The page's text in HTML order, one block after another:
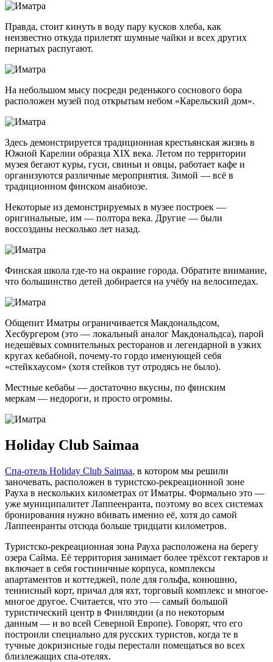
Правда, стоит кинуть в воду пару кусков хлеба, как
неизвестно откуда прилетят шумные чайки и всех других
пернатых распугают.
На небольшом мысу посреди реденького соснового бора
расположен музей под открытым небом «Карельский дом».
Здесь демонстрируется традиционная крестьянская жизнь в
Южной Карелии образца XIX века. Летом по территории
музея бегают куры, гуси, свиньи и овцы, работает кафе и
организуются различные мероприятия. Зимой — всё в
традиционном финском анабиозе.
Некоторые из демонстрируемых в музее построек —
оригинальные, им — полтора века. Другие — были
воссозданы несколько лет назад.
Финская школа где-то на окраине города. Обратите внимание,
что большинство детей добирается на учёбу на велосипедах.
Общепит Иматры ограничивается Макдональдсом,
Хесбургером (это — локальный аналог Макдональдса), парой
недешёвых сомнительных ресторанов и легендарной в узких
кругах кебабной, почему-то гордо именующей себя
«стейкхаусом» (хотя стейков тут отродясь не было).
Местные кебабы — достаточно вкусны, по финским
меркам — недороги, и просто огромны.
Holiday Club Saimaa
Спа-отель Holiday Club Saimaa, в котором мы решили
заночевать, расположен в туристско-рекреационной зоне
Рауха в нескольких километрах от Иматры. Формально это —
уже муниципалитет Лаппеенранта, поэтому во всех системах
бронирования нужно вбивать именно её, хотя до самой
Лаппеенранты отсюда больше тридцати километров.
Туристско-рекреационная зона Рауха расположена на берегу
озера Сайма. Её территория занимает более трёхсот гектаров и
включает в себя гостиничные корпуса, комплексы
апартаментов и коттеджей, поле для гольфа, конюшню,
теннисный корт, причал для яхт, торговый комплекс и многое-
многое другое. Считается, что это — самый большой
туристический центр в Финляндии (а по некоторым
данным — и во всей Северной Европе). Говорят, что его
построили специально для русских туристов, когда те в
тучные докризисные годы перестали помещаться во всех
близлежащих спа-отелях.